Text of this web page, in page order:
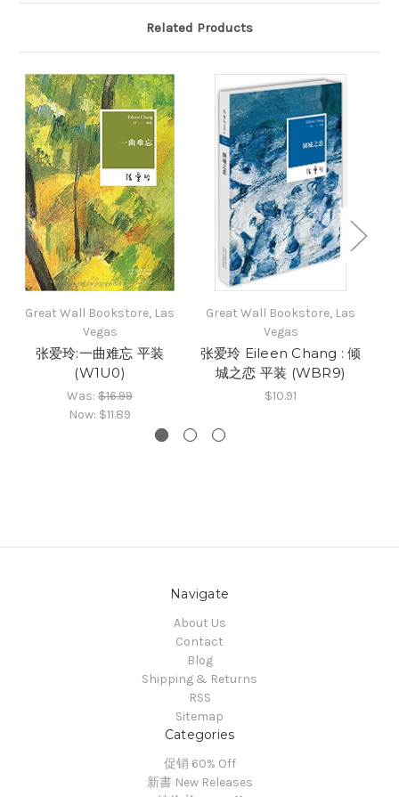
Related Products
Great Wall Bookstore, Las
Vegas
张爱玲:一曲难忘 平装
(W1U0)
Was: $16.99
Now: $11.89
Great Wall Bookstore, Las
Vegas
张爱玲 Eileen Chang : 倾
城之恋 平装 (WBR9)
$10.91
Navigate
About Us
Contact
Blog
Shipping & Returns
RSS
Sitemap
Categories
促销 60% Off
新書 New Releases